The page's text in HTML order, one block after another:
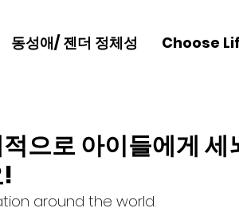
동성애/ 젠더 정체성 Choose
으로 아이들에게 세
around the world.